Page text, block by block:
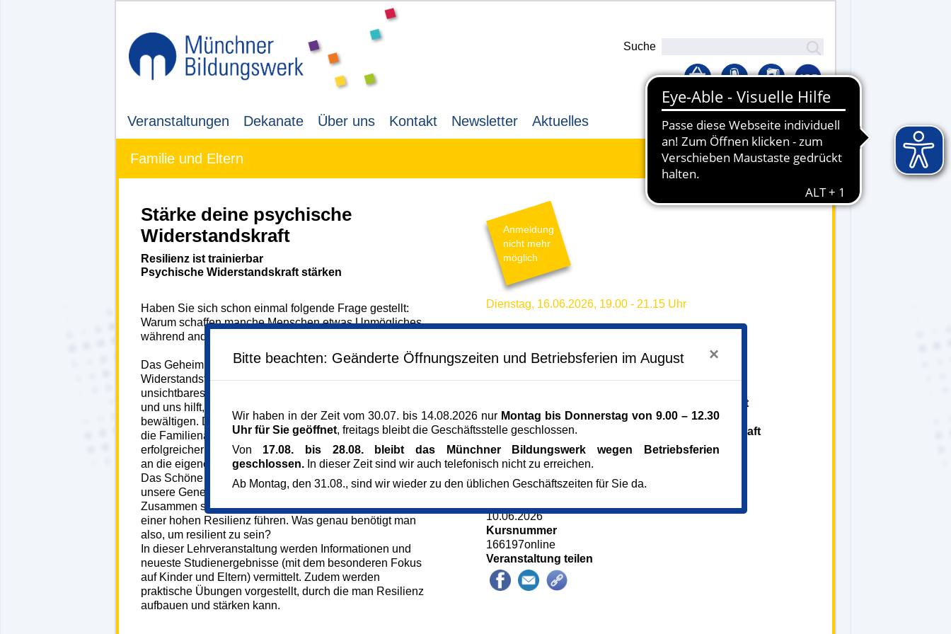
Suche
Veranstaltungen Dekanate Über uns Kontakt Newsletter Aktuelles Lernplattform
Familie und Eltern
Stärke deine psychische
Widerstandskraft
Resilienz ist trainierbar
Psychische Widerstandskraft stärken
Haben Sie sich schon einmal folgende Frage gestellt:
Warum schaffen manche Menschen etwas Unmögliches,
während andere schon an einer kleinen Hürde scheitern?
Das Geheimnis lautet: Resilienz, auch als psychische
Widerstandsfähigkeit bekannt. Sie gilt als ein
unsichtbares Schutzschild, der uns im Leben beschützt
und uns hilft, auch schwierige Lebensphasen zu
bewältigen. Dies wirkt sich nachgewiesen auch positiv auf
die Familienatmosphäre aus, da Probleme meist
erfolgreicher gelöst werden und sich ein stärkerer Glaube
an die eigenen Fähigkeiten entwickelt.
Das Schöne an der Resilienz ist: Sie ist nicht allein durch
unsere Gene festgelegt, sondern trainierbar!
Zusammen sehen wir uns die Grundbausteine an, die zu
einer hohen Resilienz führen. Was genau benötigt man
also, um resilient zu sein?
In dieser Lehrveranstaltung werden Informationen und
neueste Studienergebnisse (mit dem besonderen Fokus
auf Kinder und Eltern) vermittelt. Zudem werden
praktische Übungen vorgestellt, durch die man Resilienz
aufbauen und stärken kann.
Anmeldung
nicht mehr
möglich
Dienstag, 16.06.2026, 19.00 - 21.15 Uhr
Veranstaltungsreihe
Veranstaltungsort
Kursgebühr Kind in Schule in städt. Trägerschaft
0,00 €
Kursgebühr Kind in Schule in anderer Trägerschaft
0,00 €
Referent_in
Psychologin M. Sc.
10.06.2026
Kursnummer
166197online
Veranstaltung teilen
Bitte beachten: Geänderte Öffnungszeiten und Betriebsferien im August ×
Wir haben in der Zeit vom 30.07. bis 14.08.2026 nur Montag bis Donnerstag von 9.00 – 12.30
Uhr für Sie geöffnet, freitags bleibt die Geschäftsstelle geschlossen.
Von 17.08. bis 28.08. bleibt das Münchner Bildungswerk wegen Betriebsferien
geschlossen.In dieser Zeit sind wir auch telefonisch nicht zu erreichen.
Ab Montag, den 31.08., sind wir wieder zu den üblichen Geschäftszeiten für Sie da.